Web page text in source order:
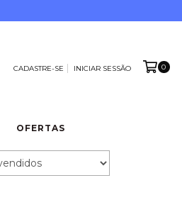
CADASTRE-SE INICIAR SESSÃO 0
OFERTAS